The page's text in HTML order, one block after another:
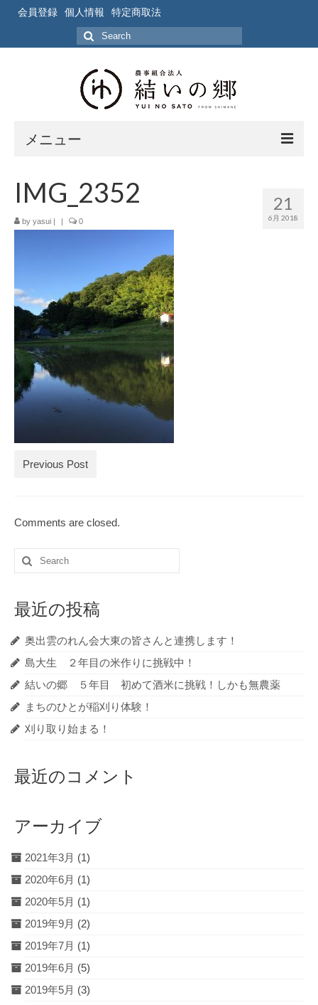
会員登録 個人情報
特定商取法
Search
for:
メニュー
作業風景
ブログ記事の要約一覧
ブログ記事の全記事一覧
お買物
お問合せ
21
6月 2018
IMG_2352
by yasui | | 0
Previous Post
Comments are closed.
Search
for:
最近の投稿
奥出雲のれん会大東の皆さんと連携します！
島大生 ２年目の米作りに挑戦中！
結いの郷 ５年目 初めて酒米に挑戦！しかも無農薬
まちのひとが稲刈り体験！
刈り取り始まる！
最近のコメント
アーカイブ
2021年3月 (1)
2020年6月 (1)
2020年5月 (1)
2019年9月 (2)
2019年7月 (1)
2019年6月 (5)
2019年5月 (3)